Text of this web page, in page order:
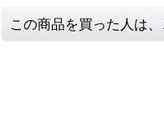
この商品を買った人は